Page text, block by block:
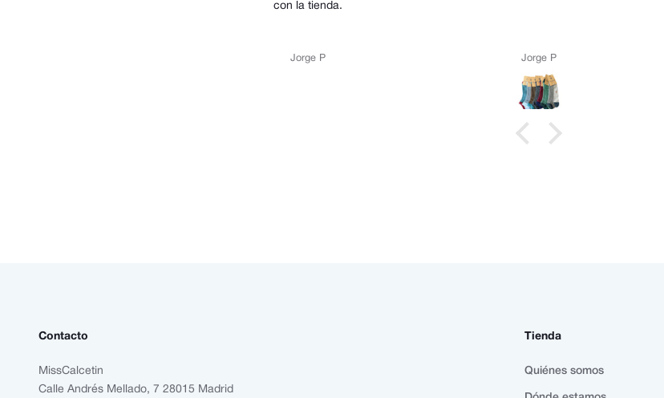
con la tienda.
Jorge P Jorge P
Contacto
MissCalcetin
Calle Andrés Mellado, 7 28015 Madrid
Tienda
Quiénes somos